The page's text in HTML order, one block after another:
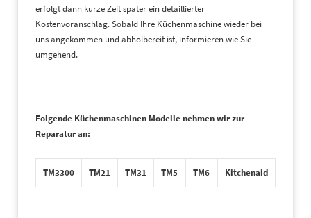
erfolgt dann kurze Zeit später ein detaillierter
Kostenvoranschlag. Sobald Ihre Küchenmaschine wieder bei
uns angekommen und abholbereit ist, informieren wie Sie
umgehend.
Folgende Küchenmaschinen Modelle nehmen wir zur
Reparatur an:
TM3300 TM21 TM31 TM5 TM6 Kitchenaid